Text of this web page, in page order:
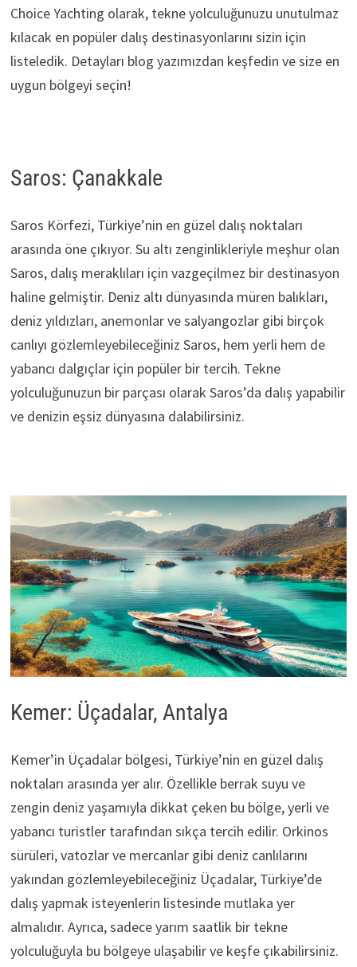
Choice Yachting olarak, tekne yolculuğunuzu unutulmaz
kılacak en popüler dalış destinasyonlarını sizin için
listeledik. Detayları blog yazımızdan keşfedin ve size en
uygun bölgeyi seçin!
Saros: Çanakkale
Saros Körfezi, Türkiye’nin en güzel dalış noktaları
arasında öne çıkıyor. Su altı zenginlikleriyle meşhur olan
Saros, dalış meraklıları için vazgeçilmez bir destinasyon
haline gelmiştir. Deniz altı dünyasında müren balıkları,
deniz yıldızları, anemonlar ve salyangozlar gibi birçok
canlıyı gözlemleyebileceğiniz Saros, hem yerli hem de
yabancı dalgıçlar için popüler bir tercih. Tekne
yolculuğunuzun bir parçası olarak Saros’da dalış yapabilir
ve denizin eşsiz dünyasına dalabilirsiniz.
Kemer: Üçadalar, Antalya
Kemer’in Üçadalar bölgesi, Türkiye’nin en güzel dalış
noktaları arasında yer alır. Özellikle berrak suyu ve
zengin deniz yaşamıyla dikkat çeken bu bölge, yerli ve
yabancı turistler tarafından sıkça tercih edilir. Orkinos
sürüleri, vatozlar ve mercanlar gibi deniz canlılarını
yakından gözlemleyebileceğiniz Üçadalar, Türkiye’de
dalış yapmak isteyenlerin listesinde mutlaka yer
almalıdır. Ayrıca, sadece yarım saatlik bir tekne
yolculuğuyla bu bölgeye ulaşabilir ve keşfe çıkabilirsiniz.